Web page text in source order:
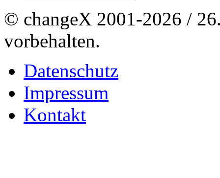
© changeX 2001-2026 /
vorbehalten.
Datenschutz
Impressum
Kontakt